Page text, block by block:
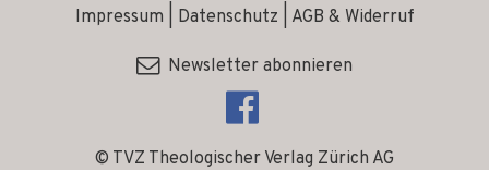
© TVZ Theologischer Verlag Zürich AG
Impressum Datenschutz AGB & Widerruf
Newsletter abonnieren